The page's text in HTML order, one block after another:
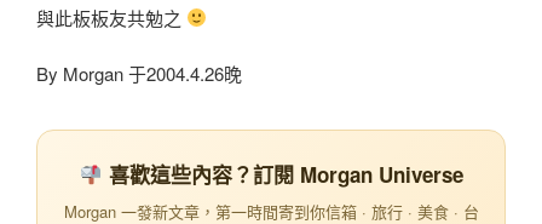
與此板板友共勉之
By Morgan 于2004.4.26晚
喜歡這些內容？訂閱 Morgan Universe
Morgan 一發新文章，第一時間寄到你信箱 · 旅行 · 美食 · 台